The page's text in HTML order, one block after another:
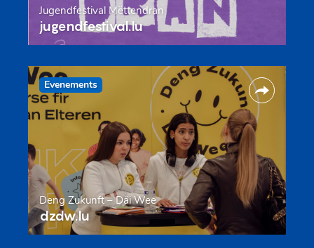
Jugendfestival Mëttendran
jugendfestival.lu
Evenements
Deng Zukunft – Däi Wee
dzdw.lu